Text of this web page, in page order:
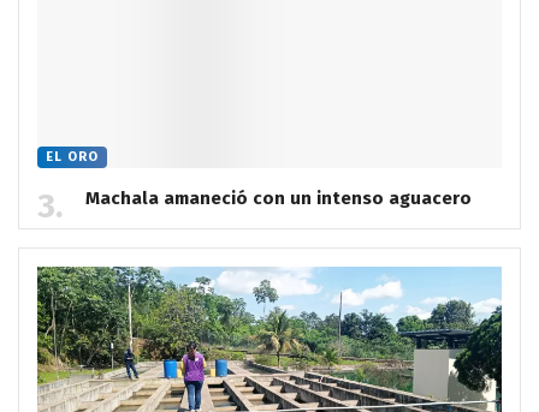
EL ORO
Machala amaneció con un intenso aguacero